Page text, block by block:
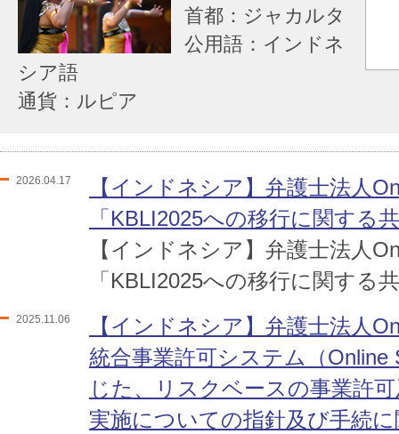
首都：ジャカルタ
公用語：インドネ
シア語
通貨：ルピア
2026.04.17
【インドネシア】弁護士法人
「KBLI2025への移行に関する
【インドネシア】弁護士法人
「KBLI2025への移行に関する
2025.11.06
【インドネシア】弁護士法人
統合事業許可システム（Online
じた、リスクベースの事業許
実施についての指針及び手続